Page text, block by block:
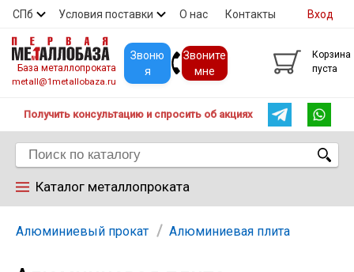
СПб Условия поставки О нас Контакты
Скидки Прайс Покупателям
Вход
База металлопроката
metall@1metallobaza.ru
Звоню
я
Звоните
мне
Корзина
пуста
Получить консультацию и спросить об акциях
Каталог металлопроката
Арматура
Алюминиевый прокат Алюминиевая плита